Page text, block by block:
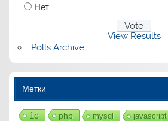
Нет
View Results
Polls Archive
Метки
1с php mysql javascript